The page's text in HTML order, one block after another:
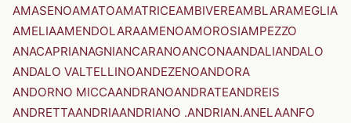
AMASENOAMATOAMATRICEAMBIVEREAMBLARAMEGLIA
AMELIAAMENDOLARAAMENOAMOROSIAMPEZZO
ANACAPRIANAGNIANCARANOANCONAANDALIANDALO
ANDALO VALTELLINOANDEZENOANDORA
ANDORNO MICCAANDRANOANDRATEANDREIS
ANDRETTAANDRIAANDRIANO .ANDRIAN.ANELAANFO